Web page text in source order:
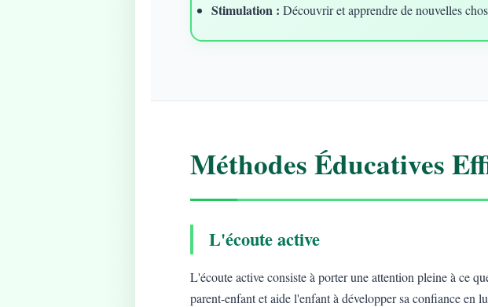
Stimulation : Découvrir et apprendre de nouvelles
Méthodes Éducatives
L'écoute active
L'écoute active consiste à porter une attention pleine à ce
parent-enfant et aide l'enfant à développer sa confiance en